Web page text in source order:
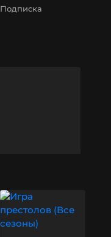
Подписка